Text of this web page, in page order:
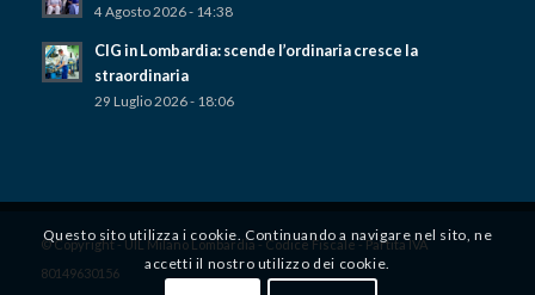
4 Agosto 2026 - 14:38
CIG in Lombardia: scende l’ordinaria cresce la
straordinaria
29 Luglio 2026 - 18:06
© Copyright - UIL Milano Lombardia - Codice Fiscale - Partita IVA
80149630156
Questo sito utilizza i cookie. Continuando a navigare nel sito, ne
accetti il ​​nostro utilizzo dei cookie.